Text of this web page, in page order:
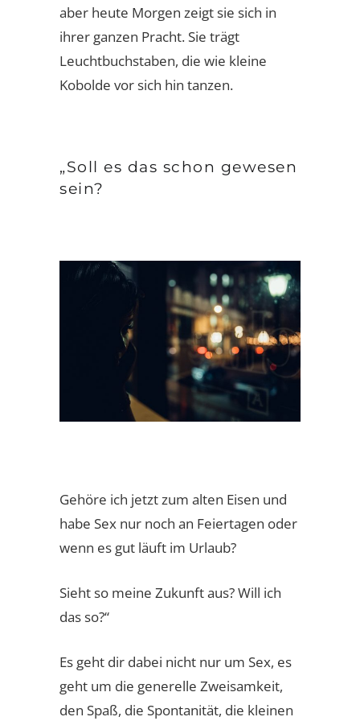
aber heute Morgen zeigt sie sich in
ihrer ganzen Pracht. Sie trägt
Leuchtbuchstaben, die wie kleine
Kobolde vor sich hin tanzen.
„Soll es das schon gewesen
sein?
Gehöre ich jetzt zum alten Eisen und
habe Sex nur noch an Feiertagen oder
wenn es gut läuft im Urlaub?
Sieht so meine Zukunft aus? Will ich
das so?“
Es geht dir dabei nicht nur um Sex, es
geht um die generelle Zweisamkeit,
den Spaß, die Spontanität, die kleinen